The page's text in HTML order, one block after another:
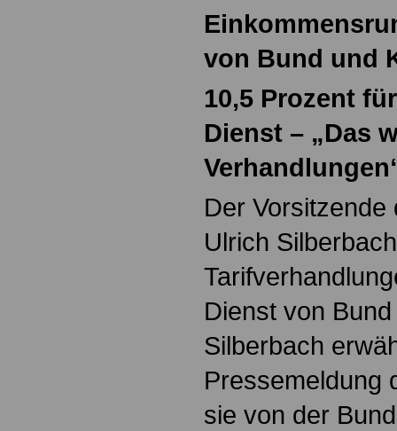
von Bund und
10,5 Prozent
Dienst – „Das
Der
Ulrich
Dienst von
Silberbach
Pressemeldung
sie von der